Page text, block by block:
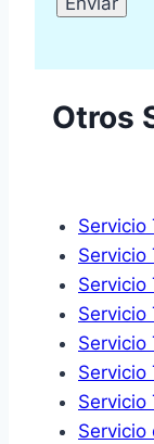
Otros
Servicio
Servicio
Servicio
Servicio
Servicio
Servicio
Servicio
Servicio